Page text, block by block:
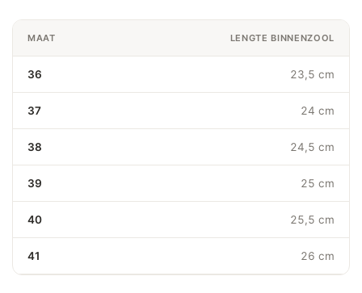
MAAT LENGTE BINNENZOOL
36 23,5 cm
37 24 cm
38 24,5 cm
39 25 cm
40 25,5 cm
41 26 cm